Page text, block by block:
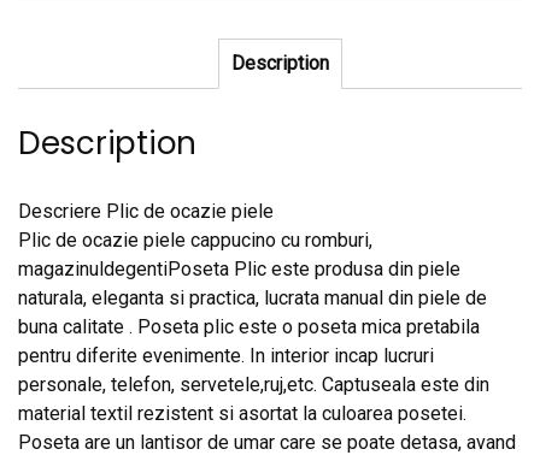
Description
Description
Descriere Plic de ocazie piele
Plic de ocazie piele cappucino cu romburi,
magazinuldegentiPoseta Plic este produsa din piele
naturala, eleganta si practica, lucrata manual din piele de
buna calitate . Poseta plic este o poseta mica pretabila
pentru diferite evenimente. In interior incap lucruri
personale, telefon, servetele,ruj,etc. Captuseala este din
material textil rezistent si asortat la culoarea posetei.
Poseta are un lantisor de umar care se poate detasa, avand